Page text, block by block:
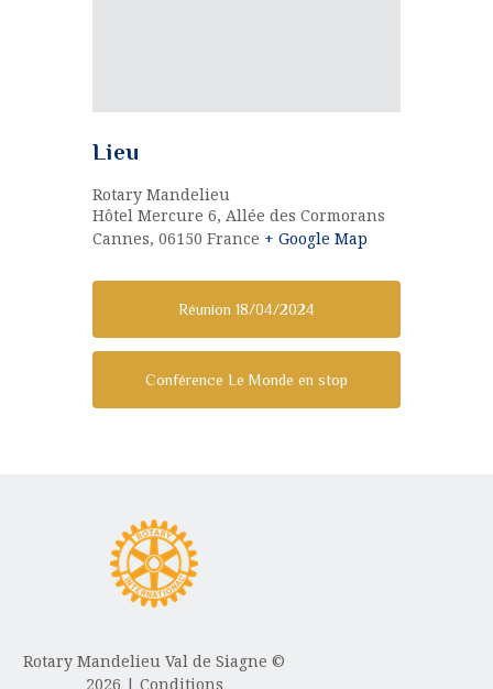
Lieu
Rotary Mandelieu
Hôtel Mercure 6, Allée des Cormorans
Cannes, 06150 France + Google Map
Réunion 18/04/2024
Conférence Le Monde en stop
Rotary Mandelieu Val de Siagne ©
2026 | Conditions